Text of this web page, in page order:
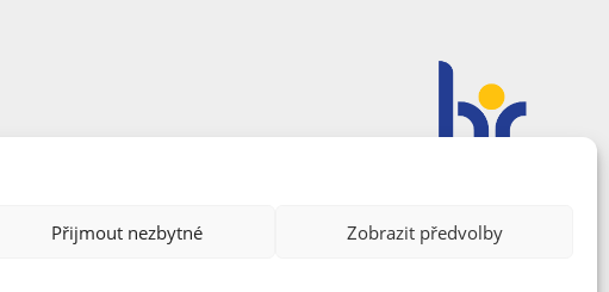
Přijmout nezbytné Zobrazit předvolby